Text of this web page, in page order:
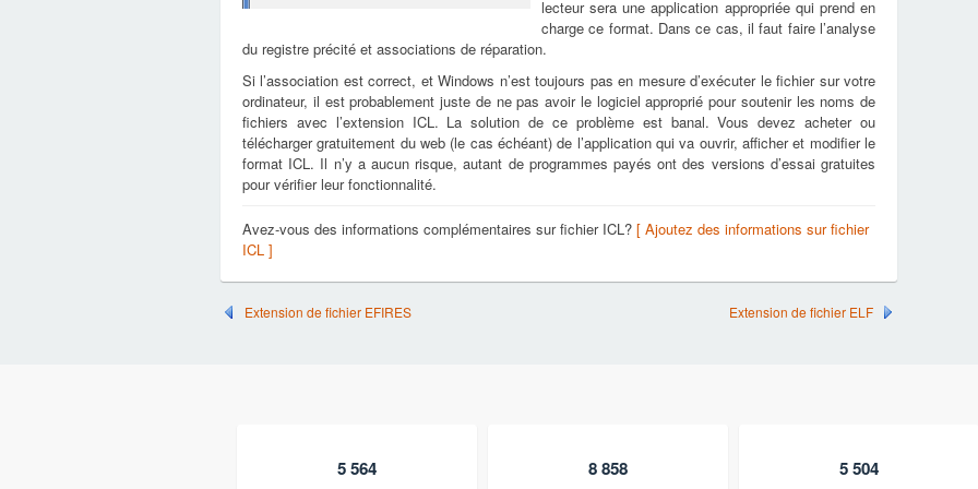
lecteur sera une application appropriée qui prend en
charge ce format. Dans ce cas, il faut faire l’analyse
du registre précité et associations de réparation.
Si l’association est correct, et Windows n’est toujours pas en mesure d’exécuter le fichier sur votre
ordinateur, il est probablement juste de ne pas avoir le logiciel approprié pour soutenir les noms de
fichiers avec l’extension ICL. La solution de ce problème est banal. Vous devez acheter ou
télécharger gratuitement du web (le cas échéant) de l’application qui va ouvrir, afficher et modifier le
format ICL. Il n’y a aucun risque, autant de programmes payés ont des versions d’essai gratuites
pour vérifier leur fonctionnalité.
Avez-vous des informations complémentaires sur fichier ICL? [ Ajoutez des informations sur fichier
ICL ]
Extension de fichier EFIRES Extension de fichier ELF
5 564 8 858 5 504